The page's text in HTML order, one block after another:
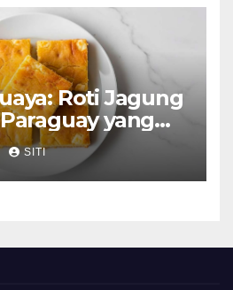
Roti Jagung
yang
SITI